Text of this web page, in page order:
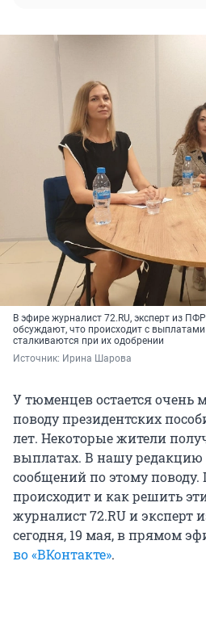
В эфире журналист 72.RU, эксперт из
обсуждают, что происходит с
сталкиваются при их одобрении
Источник: Ирина Шарова
У тюменцев остается очень
поводу президентских
лет. Некоторые жители
выплатах. В нашу редакцию
сообщений по этому поводу.
происходит и как решить
журналист 72.RU и эксперт
сегодня, 19 мая, в прямом
во «ВКонтакте».